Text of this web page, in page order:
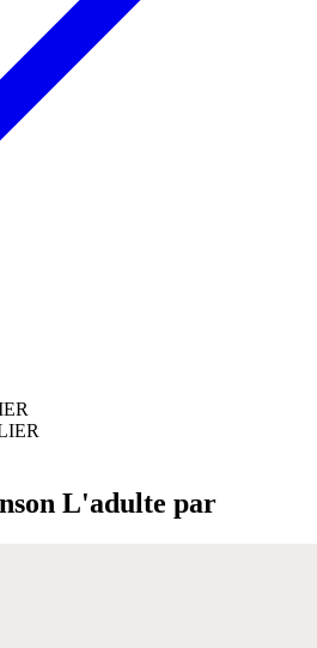
L'adulte par